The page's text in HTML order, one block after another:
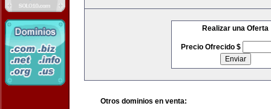
Realizar una Oferta
Precio Ofrecido $
Otros dominios en venta: